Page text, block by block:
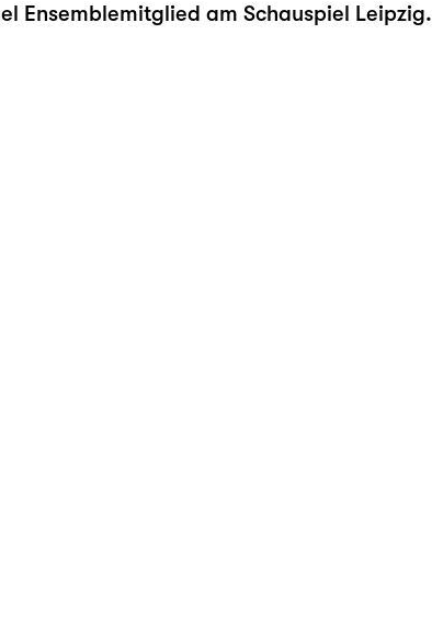
Ensemblemitglied am Schauspiel Leipzig.